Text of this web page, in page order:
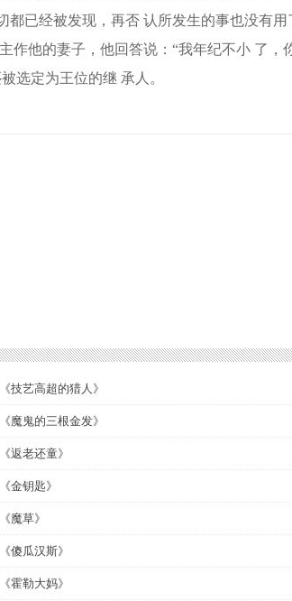
已经被发现，再否 认所发生的事也没有用
作他的妻子，他回答说：“我年纪不小 了，
选定为王位的继 承人。
《技艺高超的猎人》
《魔鬼的三根金发》
《返老还童》
《金钥匙》
《魔草》
《傻瓜汉斯》
《霍勒大妈》